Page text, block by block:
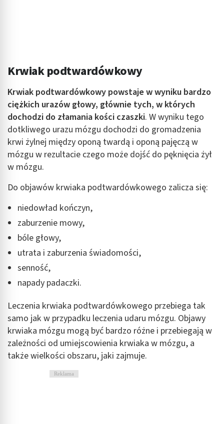
Krwiak podtwardówkowy
Krwiak podtwardówkowy powstaje w wyniku bardzo
ciężkich urazów głowy, głównie tych, w których
dochodzi do złamania kości czaszki. W wyniku tego
dotkliwego urazu mózgu dochodzi do gromadzenia
krwi żylnej między oponą twardą i oponą pajęczą w
mózgu w rezultacie czego może dojść do pęknięcia żył
w mózgu.
Do objawów krwiaka podtwardówkowego zalicza się:
niedowład kończyn,
zaburzenie mowy,
bóle głowy,
utrata i zaburzenia świadomości,
senność,
napady padaczki.
Leczenia krwiaka podtwardówkowego przebiega tak
samo jak w przypadku leczenia udaru mózgu. Objawy
krwiaka mózgu mogą być bardzo różne i przebiegają w
zależności od umiejscowienia krwiaka w mózgu, a
także wielkości obszaru, jaki zajmuje.
Reklama